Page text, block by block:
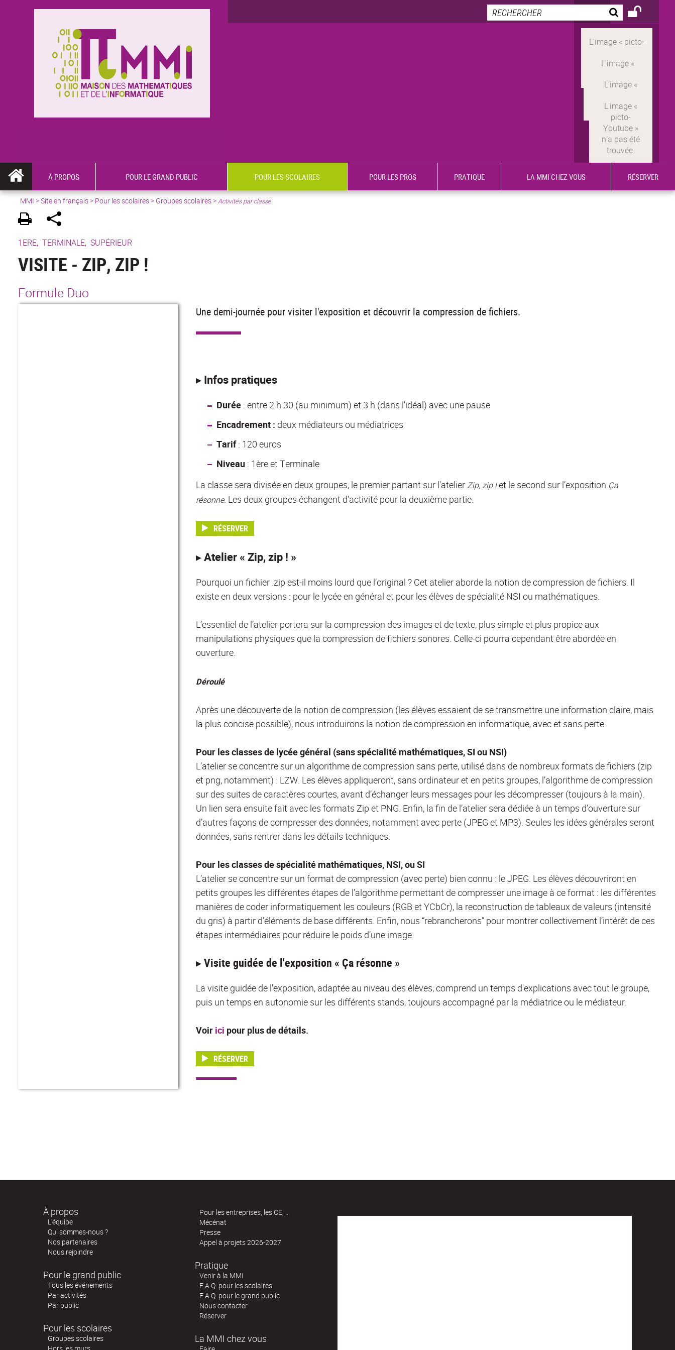
À PROPOS POUR LE GRAND PUBLIC POUR LES SCOLAIRES POUR LES PROS PRATIQUE LA MMI CHEZ VOUS RÉSERVER
MMI >Site en français> Pour les scolaires > Groupes scolaires >Activités par classe
1ERE, TERMINALE, SUPÉRIEUR
VISITE - ZIP, ZIP !
Formule Duo
Une demi-journée pour visiter l'exposition et découvrir la compression de fichiers.
▸ Infos pratiques
Durée: entre 2 h 30 (au minimum) et 3 h (dans l'idéal) avec une pause
Encadrement : deux médiateurs ou médiatrices
Tarif: 120 euros
Niveau: 1ère et Terminale
La classe sera divisée en deux groupes, le premier partant sur l'atelierZip, zip !et le second sur l’exposition Ça
résonne. Les deux groupes échangent d'activité pour la deuxième partie.
RÉSERVER
▸ Atelier « Zip, zip ! »
Pourquoi un fichier .zip est-il moins lourd que l’original ? Cet atelier aborde la notion de compression de fichiers. Il
existe en deux versions : pour le lycée en général et pour les élèves de spécialité NSI ou mathématiques.
L’essentiel de l’atelier portera sur la compression des images et de texte, plus simple et plus propice aux
manipulations physiques que la compression de fichiers sonores. Celle-ci pourra cependant être abordée en
ouverture.
Déroulé
Après une découverte de la notion de compression (les élèves essaient de se transmettre une information claire, mais
la plus concise possible), nous introduirons la notion de compression en informatique, avec et sans perte.
Pour les classes de lycée général (sans spécialité mathématiques, SI ou NSI)
L’atelier se concentre sur un algorithme de compression sans perte, utilisé dans de nombreux formats de fichiers (zip
et png, notamment) : LZW. Les élèves appliqueront, sans ordinateur et en petits groupes, l’algorithme de compression
sur des suites de caractères courtes, avant d’échanger leurs messages pour les décompresser (toujours à la main).
Un lien sera ensuite fait avec les formats Zip et PNG. Enfin, la fin de l’atelier sera dédiée à un temps d’ouverture sur
d’autres façons de compresser des données, notamment avec perte (JPEG et MP3). Seules les idées générales seront
données, sans rentrer dans les détails techniques.
Pour les classes de spécialité mathématiques, NSI, ou SI
L’atelier se concentre sur un format de compression (avec perte) bien connu : le JPEG. Les élèves découvriront en
petits groupes les différentes étapes de l’algorithme permettant de compresser une image à ce format : les différentes
manières de coder informatiquement les couleurs (RGB et YCbCr), la reconstruction de tableaux de valeurs (intensité
du gris) à partir d’éléments de base différents. Enfin, nous “rebrancherons” pour montrer collectivement l’intérêt de ces
étapes intermédiaires pour réduire le poids d’une image.
▸ Visite guidée de l'exposition « Ça résonne »
La visite guidée de l'exposition, adaptée au niveau des élèves, comprend un temps d'explications avec tout le groupe,
puis un temps en autonomie sur les différents stands, toujours accompagné par la médiatrice ou le médiateur.
Voir ici pour plus de détails.
RÉSERVER
À propos
L'équipe
Qui sommes-nous ?
Nos partenaires
Nous rejoindre
Pour le grand public
Tous les événements
Par activités
Par public
Pour les scolaires
Groupes scolaires
Pour les entreprises, les CE, ...
Mécénat
Presse
Appel à projets 2026-2027
Pratique
Venir à la MMI
F.A.Q. pour les scolaires
F.A.Q. pour le grand public
Nous contacter
Réserver
La MMI chez vous